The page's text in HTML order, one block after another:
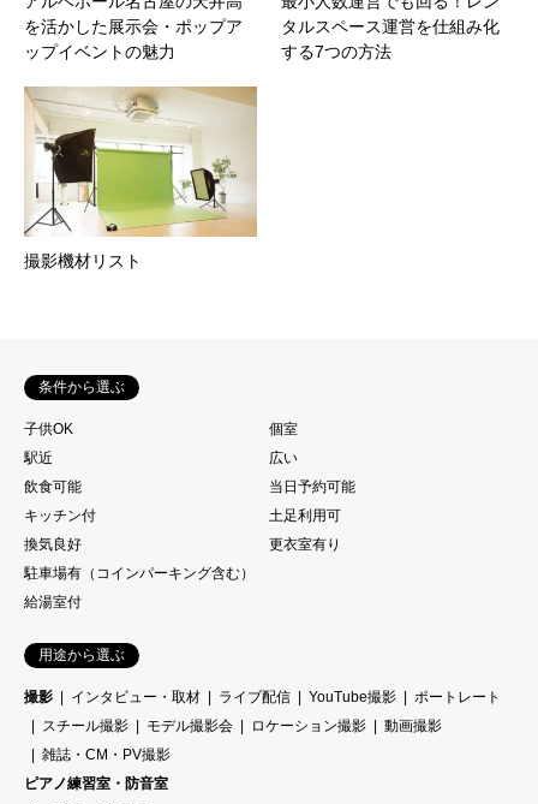
を活かした展示会・ポップア
ップイベントの魅力
タルスペース運営を仕組み化
する7つの方法
撮影機材リスト
条件から選ぶ
子供OK
個室
駅近
広い
飲食可能
当日予約可能
キッチン付
土足利用可
換気良好
更衣室有り
駐車場有（コインパーキング含む）
給湯室付
用途から選ぶ
撮影 インタビュー・取材 ライブ配信 YouTube撮影
ポートレート
スチール撮影
モデル撮影会 ロケーション撮影
動画撮影
雑誌・CM・PV撮影
ピアノ練習室・防音室